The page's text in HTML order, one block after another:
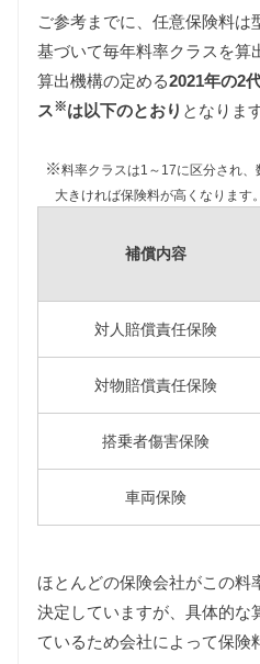
自動車税
自動車税は排気量によっ
RD5型CR-Vは1500〜
また2代目CR-Vはすべて
上が経過していますので
車税が約15%増額されま
RD5
重量税
重量税は車両重量によっ
RD5型CR-Vは1000〜
ドにより1000〜1500kgと
また2代目CR-Vはすべて
上が経過していますので
税が約40%増額され、18
約10%増額されますが、維
ご参考までに、任意保険料は
基づいて毎年料率クラスを算
算出機構の定める2021年の2
ス※は以下のとおり となりま
※料率クラスは1～17に区分され、
大きければ保険料が高くなります。
補償内容
対人賠償責任保険
対物賠償責任保険
搭乗者傷害保険
車両保険
ほとんどの保険会社がこの料
決定していますが、具体的な
ているため会社によって保険